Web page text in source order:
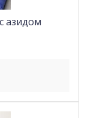
азидом